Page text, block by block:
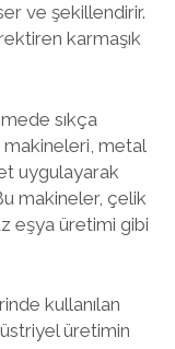
ve şekillendirir.
karmaşık
sıkça
makineleri, metal
uygulayarak
makineler, çelik
eşya üretimi gibi
kullanılan
üretimin